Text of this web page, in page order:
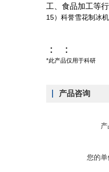
工、食品加工等
15）科誉雪花制冰
： ：
*此产品仅用于科研
产品咨询
您的单